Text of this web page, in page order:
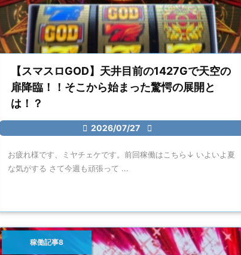
【スマスロGOD】天井目前の1427Gで天空の
扉降臨！！そこから始まった驚愕の展開と
は！？
 2026/07/27 
お疲れ様です、ミヤチェケです。前回稼働はこちら↓ いよいよ夏
な気がする さて今週も頑張って ...
稼働記事8